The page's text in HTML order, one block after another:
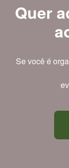
Quer
Se você é